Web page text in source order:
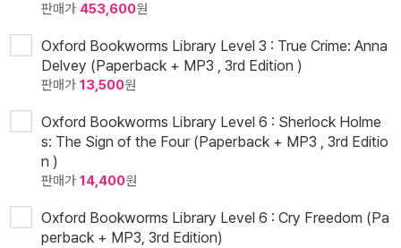
판매가 453,600원
Oxford Bookworms Library Level 3 : True Crime: Anna
Delvey (Paperback + MP3 , 3rd Edition )
판매가 13,500원
Oxford Bookworms Library Level 6 : Sherlock Holme
s: The Sign of the Four (Paperback + MP3 , 3rd Editio
n )
판매가 14,400원
Oxford Bookworms Library Level 6 : Cry Freedom (Pa
perback + MP3, 3rd Edition)